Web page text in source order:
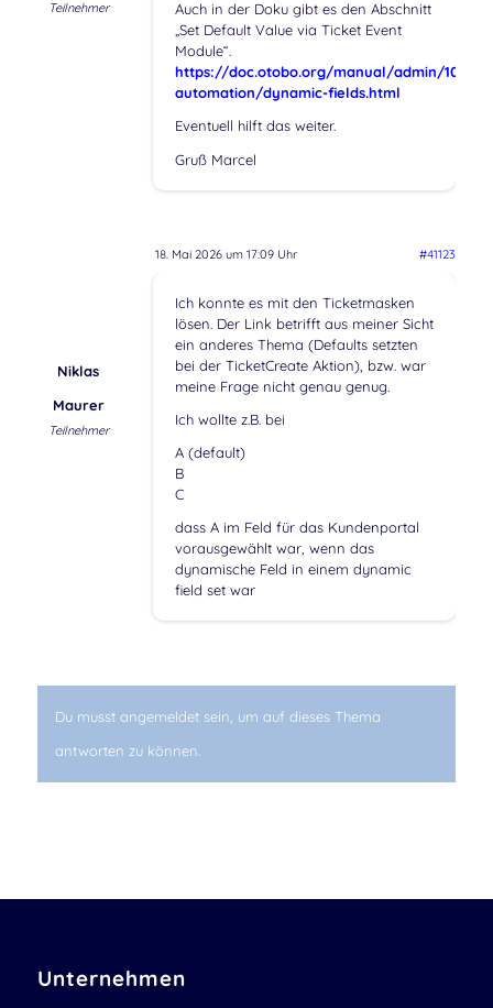
Teilnehmer
Auch in der Doku gibt es den Abschnitt
„Set Default Value via Ticket Event
Module“.
https://doc.otobo.org/manual/admin/10.1/
automation/dynamic-fields.html
Eventuell hilft das weiter.
Gruß Marcel
18. Mai 2026 um 17:09 Uhr #41123
Niklas
Maurer
Teilnehmer
Ich konnte es mit den Ticketmasken
lösen. Der Link betrifft aus meiner Sicht
ein anderes Thema (Defaults setzten
bei der TicketCreate Aktion), bzw. war
meine Frage nicht genau genug.
Ich wollte z.B. bei
A (default)
B
C
dass A im Feld für das Kundenportal
vorausgewählt war, wenn das
dynamische Feld in einem dynamic
field set war
Du musst angemeldet sein, um auf dieses Thema
antworten zu können.
Unternehmen